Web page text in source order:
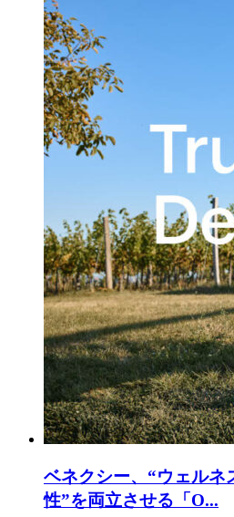
ベネクシー、“ウェルネ
性”を両立させる「O...